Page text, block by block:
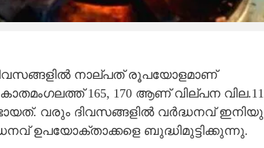
നാല്പത് രൂപയോളമാണ്
165, 170 ആണ് വില്പന
വരും ദിവസങ്ങളിൽ വർദ്ധനവ്
ഉപയോക്താക്കളെ ബുദ്ധിമുട്ടിക്കുന്നു.